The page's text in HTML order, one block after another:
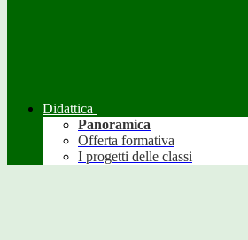
Didattica
Panoramica
Offerta formativa
I progetti delle classi